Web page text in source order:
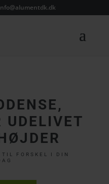
UDELIVET
TIL FORSKEL I DIN